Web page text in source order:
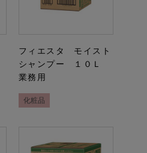
フィエスタ モイスト
シャンプー １０Ｌ
業務用
化粧品